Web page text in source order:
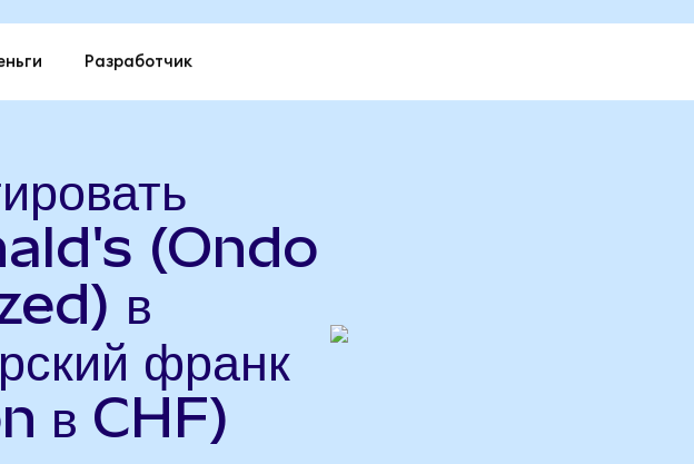
Разработчик
(Ondo
в
франк
в CHF)